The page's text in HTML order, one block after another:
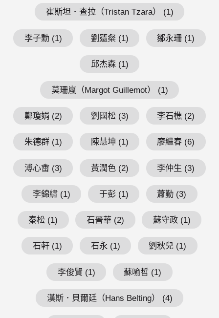
崔斯坦．查拉（Tristan Tzara） (1)
李子勳 (1) 劉薳粲 (1) 鄒永珊 (1)
邱杰森 (1)
莫珊嵐（Margot Guillemot） (1)
鄭瓊娟 (2) 劉國松 (3) 李石樵 (2)
朱德群 (1) 陳慧坤 (1) 廖繼春 (6)
溥心畬 (3) 黃潤色 (2) 李仲生 (3)
李錦繡 (1) 于彭 (1) 蕭勤 (3)
秦松 (1) 石晉華 (2) 蘇守政 (1)
石軒 (1) 石永 (1) 劉秋兒 (1)
李俊賢 (1) 蘇喻哲 (1)
漢斯．貝爾廷（Hans Belting） (4)